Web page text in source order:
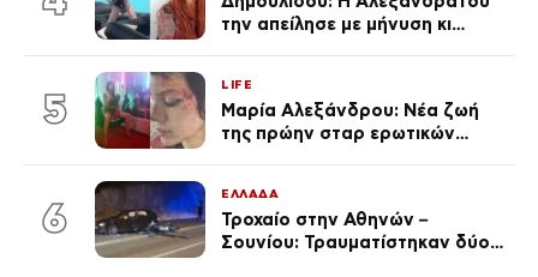
την απείλησε με μήνυση κι
ποια είσαι σοκαρίστικα»
5
LIFE
Μαρία Αλεξάνδρου: Νέα ζωή
της πρώην σταρ ερωτικών
(Φωτογραφίες)
6
ΕΛΛΑΔΑ
Τροχαίο στην Αθηνών –
Σουνίου: Τραυματίστηκαν δύο